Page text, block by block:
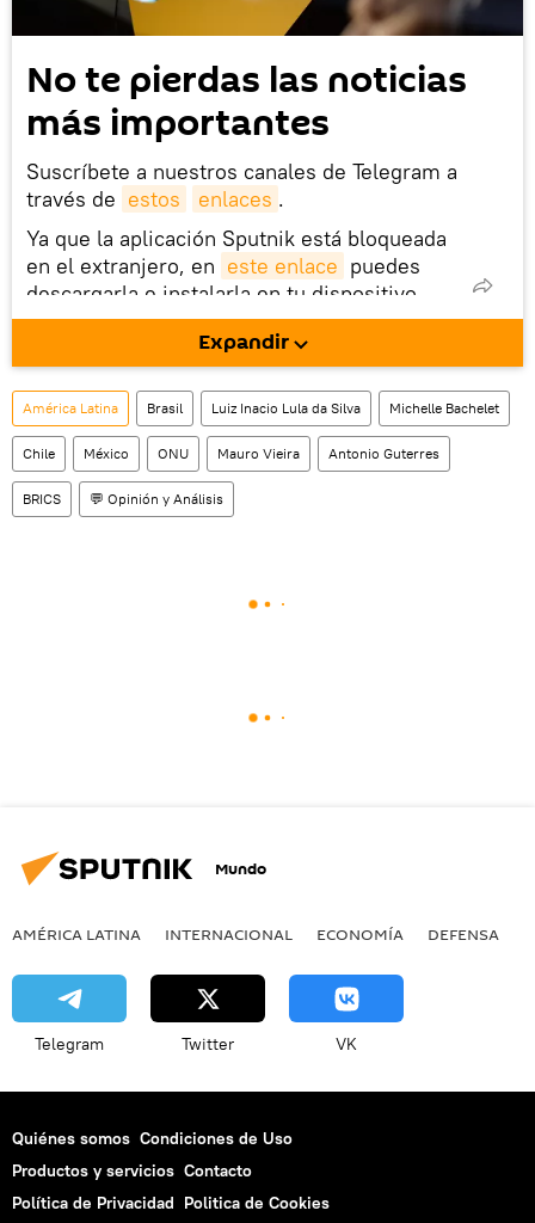
No te pierdas las noticias
más importantes
Suscríbete a nuestros canales de Telegram a
través de estos enlaces .
Ya que la aplicación Sputnik está bloqueada
en el extranjero, en este enlace puedes
descargarla e instalarla en tu dispositivo
móvil (¡solo para Android!).
También tenemos una cuenta en la red
social rusa VK .
Expandir
América Latina Brasil Luiz Inacio Lula da Silva Michelle Bachelet
Chile México ONU Mauro Vieira Antonio Guterres
BRICS 💬 Opinión y Análisis
Mundo
AMÉRICA LATINA INTERNACIONAL ECONOMÍA DEFENSA
Telegram Twitter VK
Quiénes somos Condiciones de Uso
Productos y servicios Contacto
Política de Privacidad Politica de Cookies